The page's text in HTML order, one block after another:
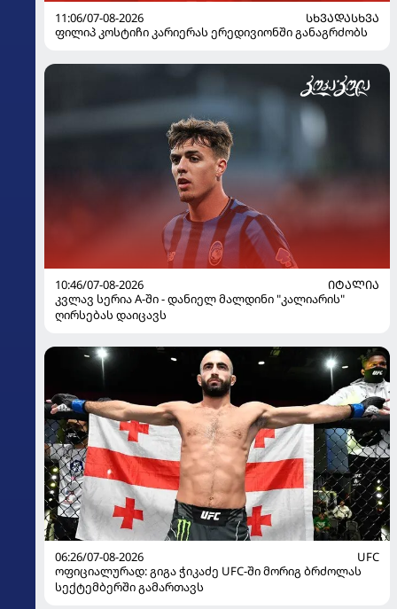
11:06/07-08-2026
ᲡᲮᲕᲐᲓᲐᲡᲮᲕᲐ
ფილიპ კოსტიჩი კარიერას ერედივიონში განაგრძობს
10:46/07-08-2026
ᲘᲢᲐᲚᲘᲐ
კვლავ სერია A-ში - დანიელ მალდინი "კალიარის"
ღირსებას დაიცავს
06:26/07-08-2026
UFC
ოფიციალურად: გიგა ჭიკაძე UFC-ში მორიგ ბრძოლას
სექტემბერში გამართავს